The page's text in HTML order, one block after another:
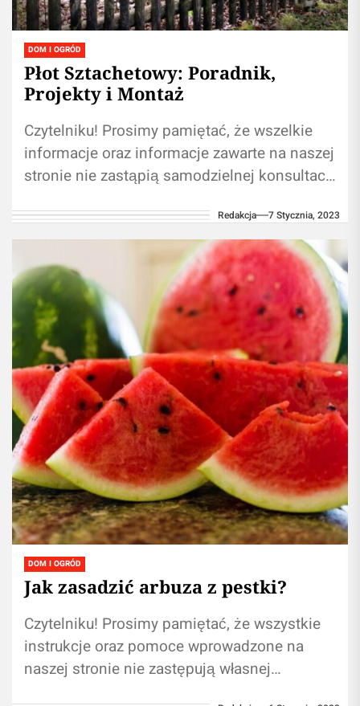
DOM I OGRÓD
Płot Sztachetowy: Poradnik,
Projekty i Montaż
Czytelniku! Prosimy pamiętać, że wszelkie
informacje oraz informacje zawarte na naszej
stronie nie zastąpią samodzielnej konsultacji
umieszczonych na naszym blogu w...
Redakcja 7 Stycznia, 2023
DOM I OGRÓD
Jak zasadzić arbuza z pestki?
Czytelniku! Prosimy pamiętać, że wszystkie
instrukcje oraz pomoce wprowadzone na
naszej stronie nie zastępują własnej